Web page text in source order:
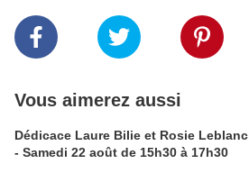
Vous aimerez aussi
Dédicace Laure Bilie et Rosie Leblanc
- Samedi 22 août de 15h30 à 17h30